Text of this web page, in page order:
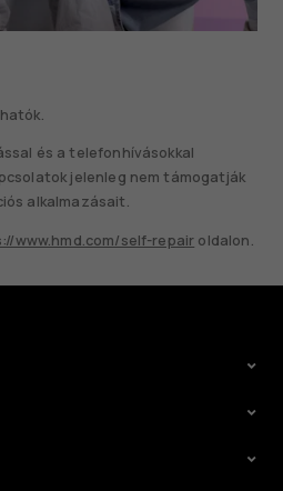
és a telefonhívásokkal
jelenleg nem támogatják
alkalmazásait.
www.hmd.com/self-repair oldalon.